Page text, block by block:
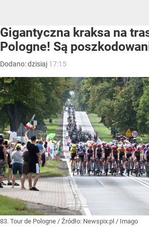
Gigantyczna kraksa na
Pologne! Są
Dodano:dzisiaj 17:15
83. Tour de Pologne / Źródło: Newspix.pl / Imago